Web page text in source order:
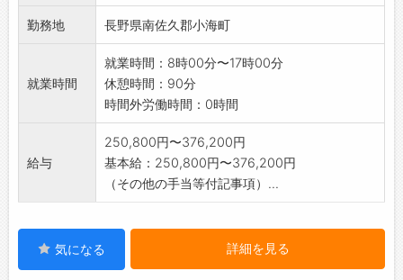
<業務変更範囲:なし>
勤務地 長野県南佐久郡小海町
就業時間
就業時間：8時00分〜17時00分
休憩時間：90分
時間外労働時間：0時間
給与
250,800円〜376,200円
基本給：250,800円〜376,200円
（その他の手当等付記事項）...
気になる 詳細を見る